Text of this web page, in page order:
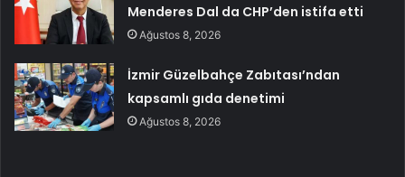
Menderes Dal da CHP’den istifa etti
Ağustos 8, 2026
İzmir Güzelbahçe Zabıtası’ndan
kapsamlı gıda denetimi
Ağustos 8, 2026